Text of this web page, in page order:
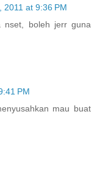
2011 at 9:36 PM
nset, boleh jerr guna
PM
mau buat